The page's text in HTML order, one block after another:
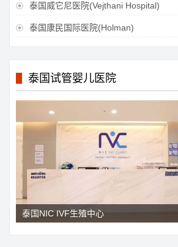
 泰国威它尼医院(Vejthani Hospital)
 泰国康民国际医院(Holman)
泰国试管婴儿医院
泰国NIC IVF生殖中心